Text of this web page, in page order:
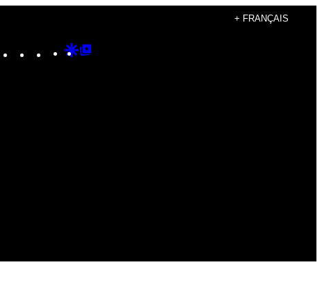
+ FRANÇAIS
Instagram
TikTokYouTube
Google